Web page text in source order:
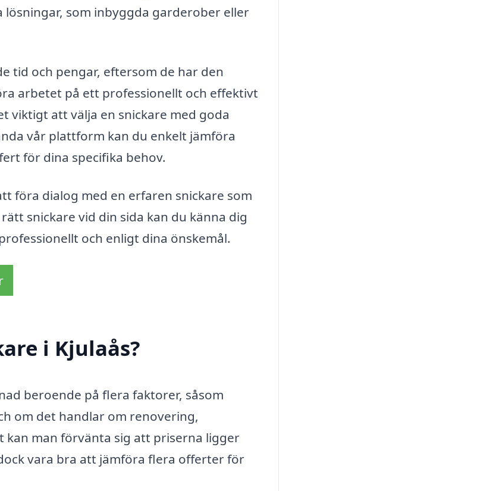
som inbyggda garderober eller
tid och pengar, eftersom de har den
arbetet på ett professionellt och effektivt
viktigt att välja en snickare med goda
vår plattform kan du enkelt jämföra
för dina specifika behov.
föra dialog med en erfaren snickare som
snickare vid din sida kan du känna dig
och enligt dina önskemål.
i Kjulaås?
beroende på flera faktorer, såsom
om det handlar om renovering,
man förvänta sig att priserna ligger
vara bra att jämföra flera offerter för